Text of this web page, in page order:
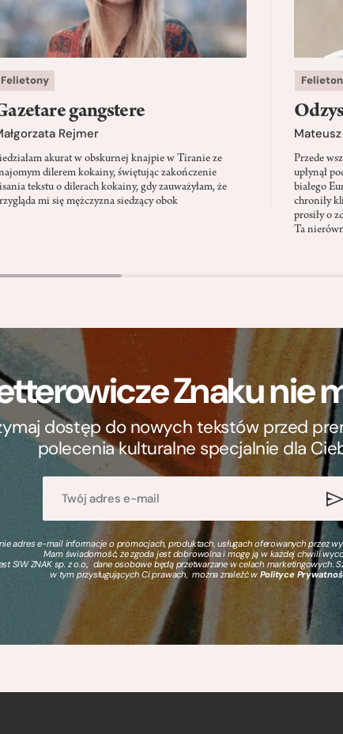
Felietony
gangstere
Rejmer
akurat w obskurnej knajpie w Tiranie ze
dilerem kokainy, świętując zakończenie
tekstu o dilerach kokainy, gdy zauważyłam, że
mi się mężczyzna siedzący obok
Przede
upłynął
białego
chroniły
prosiły o
Ta
Znaku nie
dostęp do nowych tekstów przed
polecenia kulturalne specjalnie dla
adres e-mail informacje o promocjach, produktach, usługach oferowanych przez
Mam świadomość, że zgoda jest dobrowolna i mogę ją w każdej chwili
SIW ZNAK sp. z o.o., dane osobowe będą przetwarzane w celach marketingowych.
w tym przysługujących Ci prawach, można znaleźć wPolityce